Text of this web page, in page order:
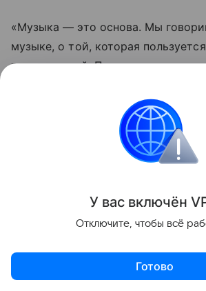
«Музыка — это основа. Мы
музыке, о той, которая
танцевальной. Пишем в разных
Когда-то 23-летний Каримов
демонстрировал отношения на
аудиторую, теперь же уже 45-
творчестве у нас всё сложилось
успешно. И это главное», —
У вас включён V
Отключите, чтобы всё
Готово